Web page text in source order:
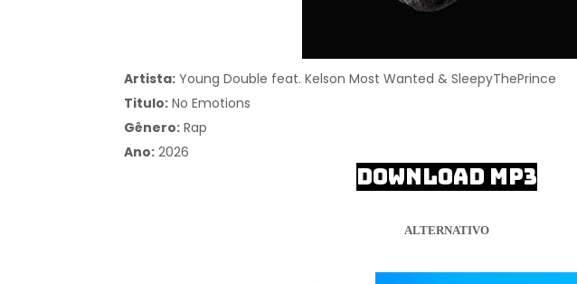
Artista: Young Double feat. Kelson Most Wanted & SleepyThePrince
Titulo: No Emotions
Gênero: Rap
Ano: 2026
DOWNLOAD MP3
ALTERNATIVO